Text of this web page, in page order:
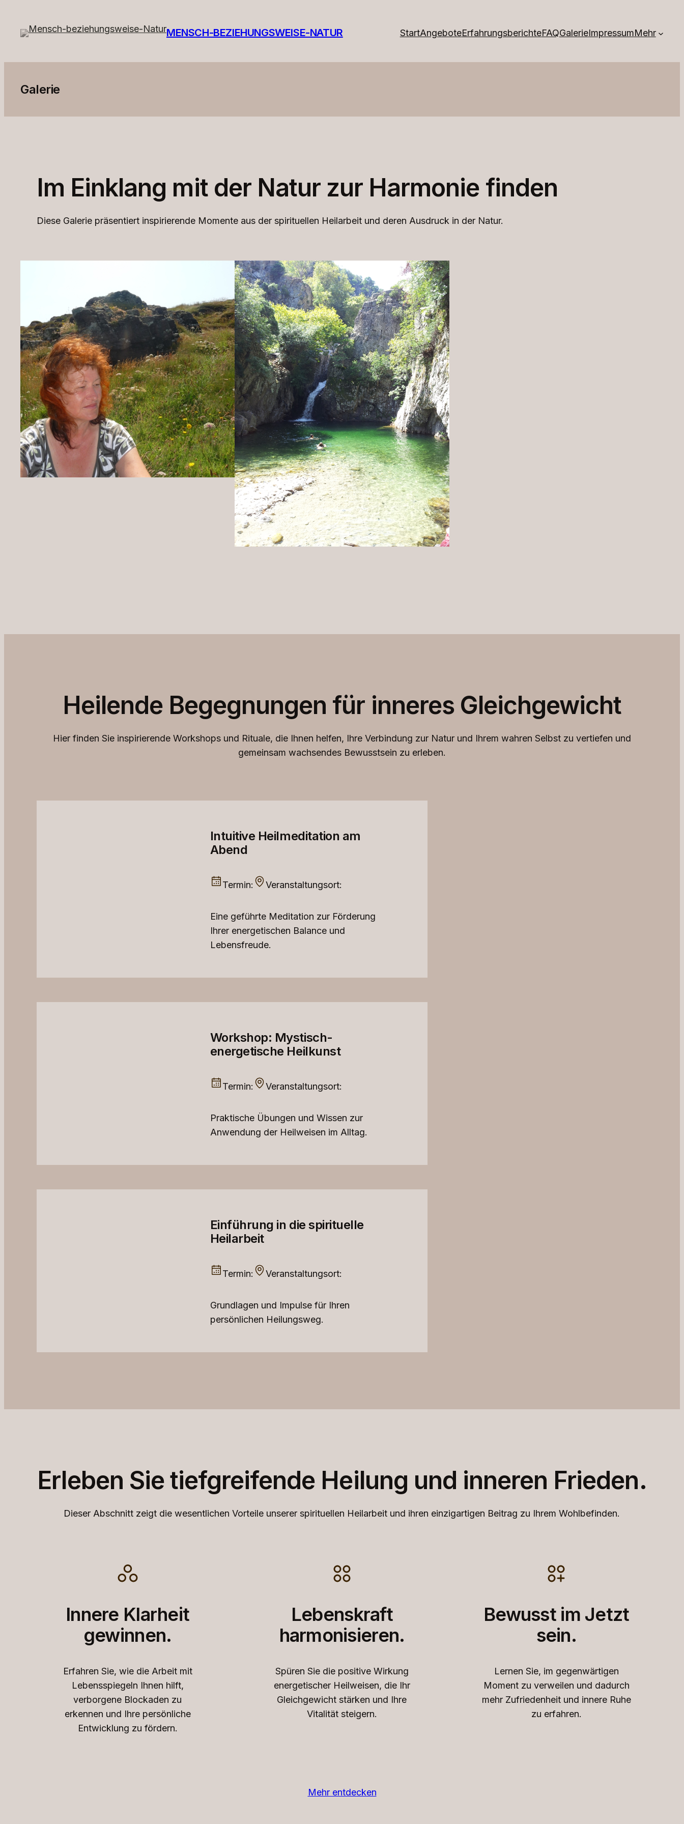
springen
MENSCH-BEZIEHUNGSWEISE-NATUR StartAngeboteErfahrungsberichteFAQGalerieImpressumMehr
Galerie
Im Einklang mit der Natur zur Harmonie finden
Diese Galerie präsentiert inspirierende Momente aus der spirituellen Heilarbeit und deren Ausdruck in der Natur.
Heilende Begegnungen für inneres Gleichgewicht
Hier finden Sie inspirierende Workshops und Rituale, die Ihnen helfen, Ihre Verbindung zur Natur und Ihrem wahren Selbst zu vertiefen und
gemeinsam wachsendes Bewusstsein zu erleben.
Intuitive Heilmeditation am
Abend
Termin: Veranstaltungsort:
Eine geführte Meditation zur Förderung
Ihrer energetischen Balance und
Lebensfreude.
Workshop: Mystisch-
energetische Heilkunst
Termin: Veranstaltungsort:
Praktische Übungen und Wissen zur
Anwendung der Heilweisen im Alltag.
Einführung in die spirituelle
Heilarbeit
Termin: Veranstaltungsort:
Grundlagen und Impulse für Ihren
persönlichen Heilungsweg.
Erleben Sie tiefgreifende Heilung und inneren Frieden.
Dieser Abschnitt zeigt die wesentlichen Vorteile unserer spirituellen Heilarbeit und ihren einzigartigen Beitrag zu Ihrem Wohlbefinden.
Innere Klarheit
gewinnen.
Erfahren Sie, wie die Arbeit mit
Lebensspiegeln Ihnen hilft,
verborgene Blockaden zu
erkennen und Ihre persönliche
Entwicklung zu fördern.
Lebenskraft
harmonisieren.
Spüren Sie die positive Wirkung
energetischer Heilweisen, die Ihr
Gleichgewicht stärken und Ihre
Vitalität steigern.
Bewusst im Jetzt
sein.
Lernen Sie, im gegenwärtigen
Moment zu verweilen und dadurch
mehr Zufriedenheit und innere Ruhe
zu erfahren.
Mehr entdecken